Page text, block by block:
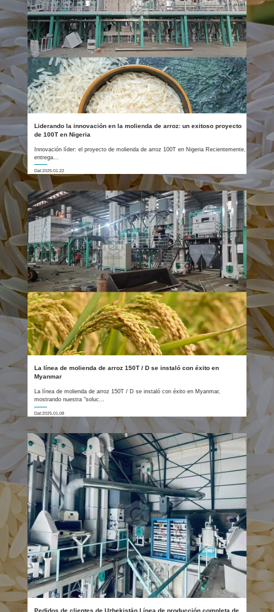
Liderando la innovación en la molienda de arroz: un exitoso proyecto
de 100T en Nigeria
Innovación líder: el proyecto de molienda de arroz 100T en Nigeria Recientemente,
entrega...
Dat:2025.01.22
La línea de molienda de arroz 150T / D se instaló con éxito en
Myanmar
La línea de molienda de arroz 150T / D se instaló con éxito en Myanmar,
mostrando nuestra "soluc...
Dat:2025.01.08
Pedidos de clientes de Uzbekistán Línea de producción completa de